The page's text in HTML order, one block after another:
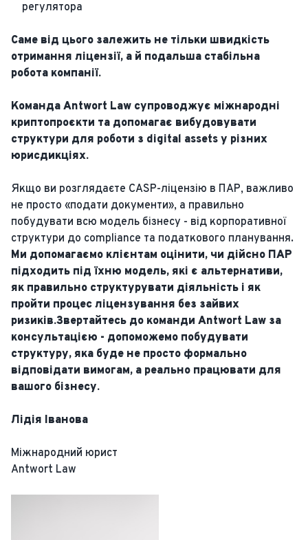
регулятора
Саме від цього залежить не тільки швидкість
отримання ліцензії, а й подальша стабільна
робота компанії.
Команда Antwort Law супроводжує міжнародні
криптопроєкти та допомагає вибудовувати
структури для роботи з digital assets у різних
юрисдикціях.
Якщо ви розглядаєте CASP-ліцензію в ПАР, важливо
не просто «подати документи», а правильно
побудувати всю модель бізнесу - від корпоративної
структури до compliance та податкового планування.
Ми допомагаємо клієнтам оцінити, чи дійсно ПАР
підходить під їхню модель, які є альтернативи,
як правильно структурувати діяльність і як
пройти процес ліцензування без зайвих
ризиків.Звертайтесь до команди Antwort Law за
консультацією - допоможемо побудувати
структуру, яка буде не просто формально
відповідати вимогам, а реально працювати для
вашого бізнесу.
Лідія Іванова
Міжнародний юрист
Antwort Law